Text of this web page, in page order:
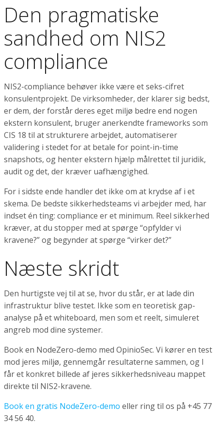
Den pragmatiske
sandhed om NIS2
compliance
NIS2-compliance behøver ikke være et seks-cifret
konsulentprojekt. De virksomheder, der klarer sig bedst,
er dem, der forstår deres eget miljø bedre end nogen
ekstern konsulent, bruger anerkendte frameworks som
CIS 18 til at strukturere arbejdet, automatiserer
validering i stedet for at betale for point-in-time
snapshots, og henter ekstern hjælp målrettet til juridik,
audit og det, der kræver uafhængighed.
For i sidste ende handler det ikke om at krydse af i et
skema. De bedste sikkerhedsteams vi arbejder med, har
indset én ting: compliance er et minimum. Reel sikkerhed
kræver, at du stopper med at spørge “opfylder vi
kravene?” og begynder at spørge “virker det?”
Næste skridt
Den hurtigste vej til at se, hvor du står, er at lade din
infrastruktur blive testet. Ikke som en teoretisk gap-
analyse på et whiteboard, men som et reelt, simuleret
angreb mod dine systemer.
Book en NodeZero-demo med OpinioSec. Vi kører en test
mod jeres miljø, gennemgår resultaterne sammen, og I
får et konkret billede af jeres sikkerhedsniveau mappet
direkte til NIS2-kravene.
Book en gratis NodeZero-demo eller ring til os på +45 77
34 56 40.